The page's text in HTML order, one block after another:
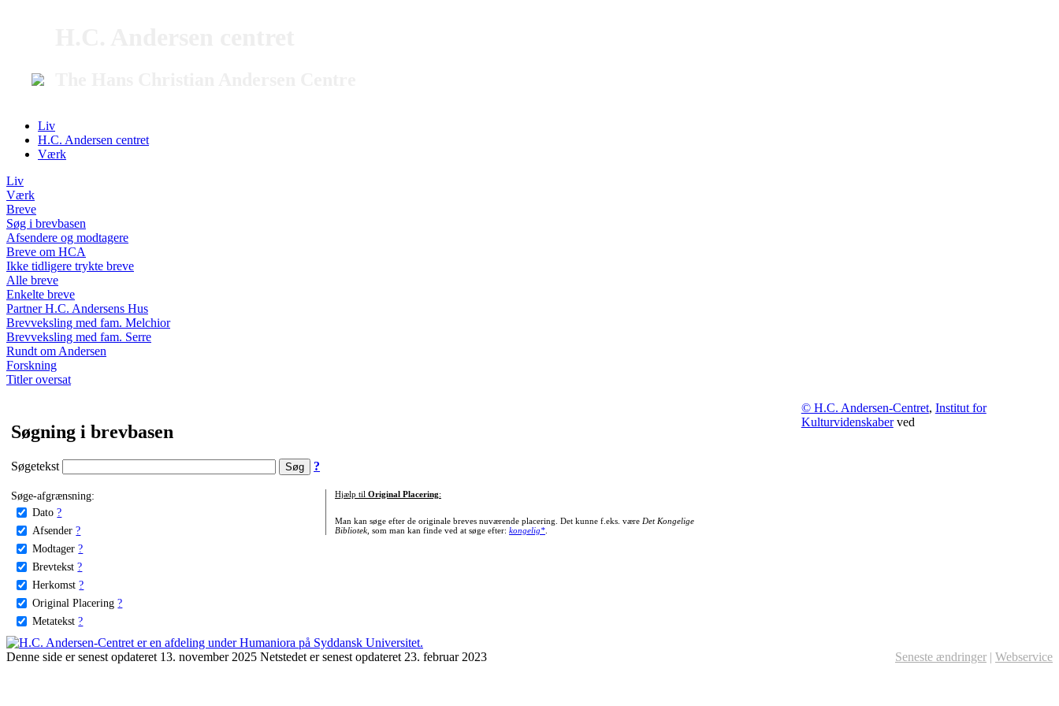
Liv
H.C. Andersen centret
Værk
Liv
Værk
Breve
Søg i brevbasen
Afsendere og modtagere
Breve om HCA
Ikke tidligere trykte breve
Alle breve
Enkelte breve
Partner H.C. Andersens Hus
Brevveksling med fam. Melchior
Brevveksling med fam. Serre
Rundt om Andersen
Forskning
Titler oversat
Søgning i brevbasen
Søgetekst ?
Søge-afgrænsning:
Dato ?
Afsender ?
Modtager ?
Brevtekst ?
Herkomst ?
Original Placering ?
Metatekst ?
Hjælp til Original Placering:
Man kan søge efter de originale breves nuværende placering. Det kunne f.eks. være Det Kongelige
Bibliotek, som man kan finde ved at søge efter: kongelig*.
© H.C. Andersen-Centret, Institut for
Kulturvidenskaberved
Denne side er senest opdateret 13. november 2025 Netstedet er senest opdateret 23. februar 2023 Seneste ændringer | Webservice